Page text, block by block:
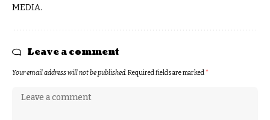
MEDIA.
Leave a comment
Your email address will not be published.Required fields are marked*